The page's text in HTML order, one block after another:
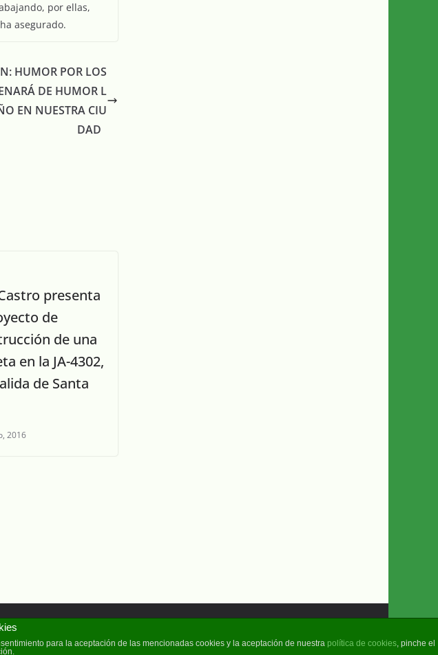
por ellas,
asegurado.
HUMOR POR LOS
DE HUMOR L
EN NUESTRA CIU
DAD
presenta
de
de una
en la JA-4302,
de Santa
2016
para la aceptación de las mencionadas cookies y la aceptación de nuestra política de cookies, pinche el